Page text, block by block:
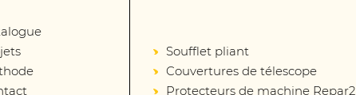
Soufflet pliant
Couvertures de télescope
Protecteurs de machine Repar2